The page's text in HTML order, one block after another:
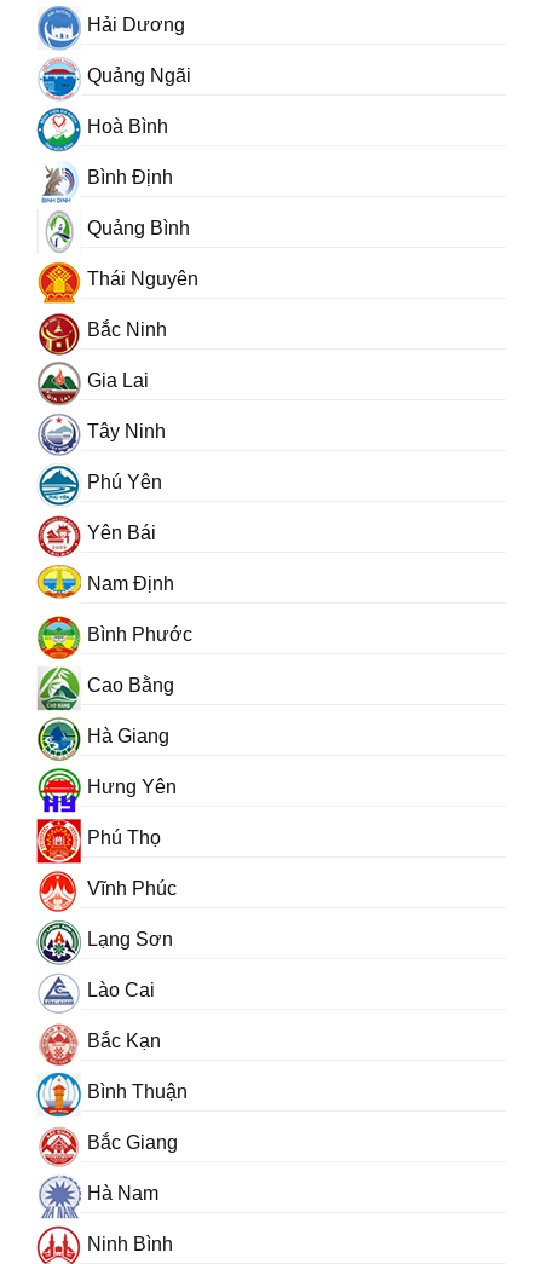
Hải Dương
Quảng Ngãi
Hoà Bình
Bình Định
Quảng Bình
Thái Nguyên
Bắc Ninh
Gia Lai
Tây Ninh
Phú Yên
Yên Bái
Nam Định
Bình Phước
Cao Bằng
Hà Giang
Hưng Yên
Phú Thọ
Vĩnh Phúc
Lạng Sơn
Lào Cai
Bắc Kạn
Bình Thuận
Bắc Giang
Hà Nam
Ninh Bình